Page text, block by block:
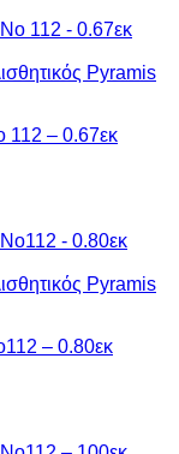
112 – 0.67εκ
– 0.80εκ